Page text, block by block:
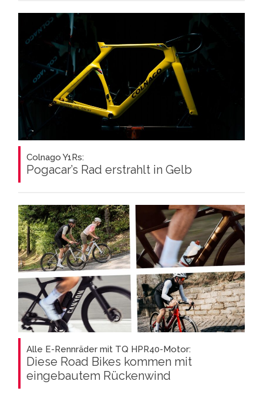
Colnago Y1Rs:
Pogacar’s Rad erstrahlt in Gelb
Alle E-Rennräder mit TQ HPR40-Motor:
Diese Road Bikes kommen mit
eingebautem Rückenwind